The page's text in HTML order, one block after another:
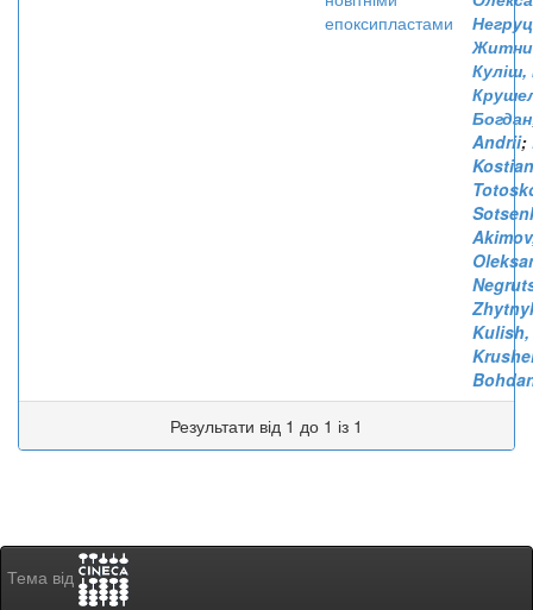
епоксипластами
Куліш,
Богдан
Andrii;
Kulish,
Результати від 1 до 1 із 1
Тема від